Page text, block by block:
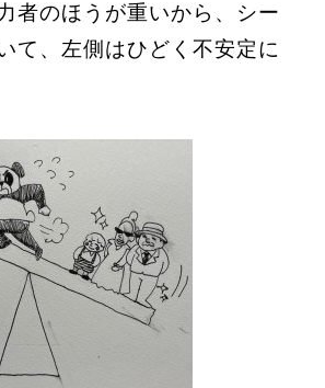
者のほうが重いから、シー
て、左側はひどく不安定に